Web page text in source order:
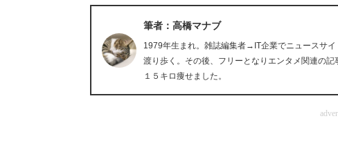
筆者：高橋マナブ
1979年生まれ。雑誌編集者→IT企業でニュースサ
渡り歩く。その後、フリーとなりエンタメ関連の
１５キロ痩せました。